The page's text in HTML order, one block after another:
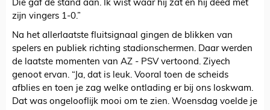
Die gaf de stand aan. Ik wist waar hij zat en hij deed met
zijn vingers 1-0.”
Na het allerlaatste fluitsignaal gingen de blikken van
spelers en publiek richting stadionschermen. Daar werden
de laatste momenten van AZ - PSV vertoond. Ziyech
genoot ervan. “Ja, dat is leuk. Vooral toen de scheids
afblies en toen je zag welke ontlading er bij ons loskwam.
Dat was ongelooflijk mooi om te zien. Woensdag voelde je